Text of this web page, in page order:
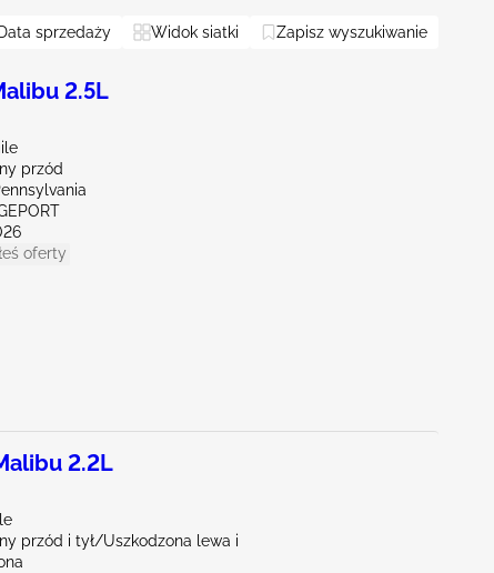
sprzedaży Widok siatki Zapisz wyszukiwanie
2.5L
przód
oferty
2.2L
przód i tył/Uszkodzona lewa i